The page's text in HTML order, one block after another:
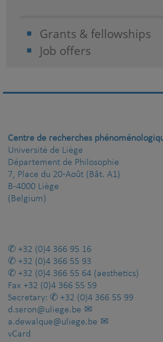
Grants & fellowships
Job offers
Centre de recherches
Université de Liège
Département de Philosophie
7, Place du 20-Août (Bât. A1)
B-4000 Liège
(Belgium)
+32 (0)4 366 95 16
+32 (0)4 366 55 93
+32 (0)4 366 55 64 (aesthetics)
Fax +32 (0)4 366 55 59
Secretary:
+32 (0)4 366 55 99
d.seron@uliege.be
a.dewalque@uliege.be
vCard